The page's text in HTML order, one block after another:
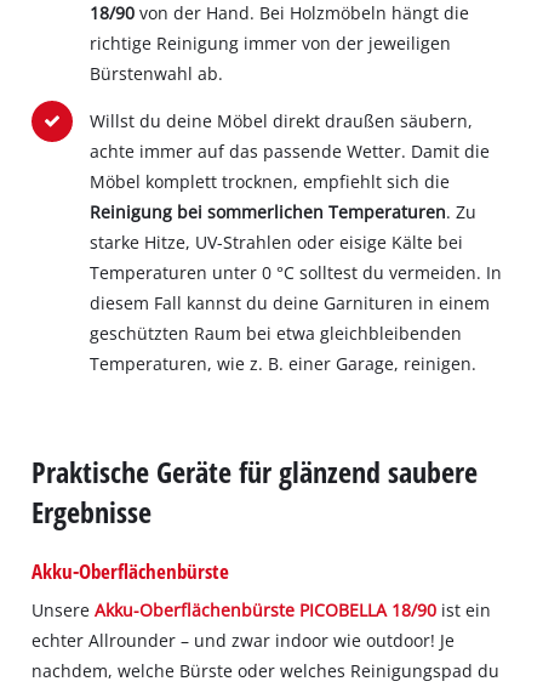
18/90von der Hand. Bei Holzmöbeln hängt die
richtige Reinigung immer von der jeweiligen
Bürstenwahl ab.
Willst du deine Möbel direkt draußen säubern,
achte immer auf das passende Wetter. Damit die
Möbel komplett trocknen, empfiehlt sich die
Reinigung bei sommerlichen Temperaturen. Zu
starke Hitze, UV-Strahlen oder eisige Kälte bei
Temperaturen unter 0 °C solltest du vermeiden. In
diesem Fall kannst du deine Garnituren in einem
geschützten Raum bei etwa gleichbleibenden
Temperaturen, wie z. B. einer Garage, reinigen.
Praktische Geräte für glänzend saubere
Ergebnisse
Akku-Oberflächenbürste
UnsereAkku-Oberflächenbürste PICOBELLA 18/90 ist ein
echter Allrounder – und zwar indoor wie outdoor! Je
nachdem, welche Bürste oder welches Reinigungspad du